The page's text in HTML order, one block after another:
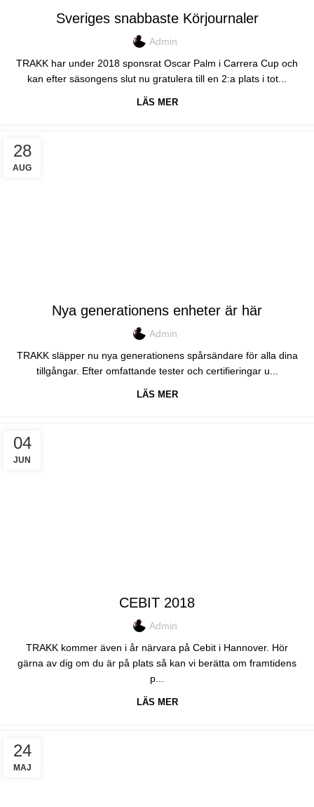
Sveriges snabbaste Körjournaler
Admin
TRAKK har under 2018 sponsrat Oscar Palm i Carrera Cup och
kan efter säsongens slut nu gratulera till en 2:a plats i tot...
LÄS MER
28
AUG
Nya generationens enheter är här
Admin
TRAKK släpper nu nya generationens spårsändare för alla dina
tillgångar. Efter omfattande tester och certifieringar u...
LÄS MER
04
JUN
CEBIT 2018
Admin
TRAKK kommer även i år närvara på Cebit i Hannover. Hör
gärna av dig om du är på plats så kan vi berätta om framtidens
p...
LÄS MER
24
MAJ